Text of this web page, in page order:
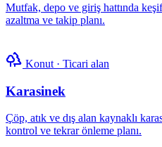
Mutfak, depo ve giriş hattında
azaltma ve takip planı.
Konut · Ticari alan
Karasinek
Çöp, atık ve dış alan kaynaklı
kontrol ve tekrar önleme planı.